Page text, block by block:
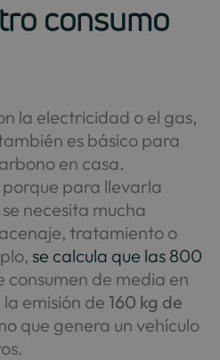
consumo
la electricidad o el gas,
es básico para
en casa.
para llevarla
necesita mucha
tratamiento o
se calcula que las 800
consumen de media en
emisión de 160 kg de
que genera un vehículo